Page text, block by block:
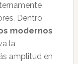
Dentro
modernos
la
amplitud en